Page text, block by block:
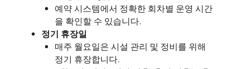
예약 시스템에서 정확한 회차별 운영 시간
을 확인할 수 있습니다.
정기 휴장일
매주 월요일은 시설 관리 및 정비를 위해
정기 휴장합니다.